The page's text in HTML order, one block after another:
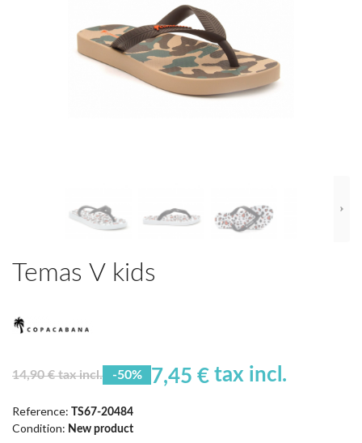
Temas V kids
14,90 € tax incl. -50% 7,45 € tax incl.
Reference: TS67-20484
Condition: New product